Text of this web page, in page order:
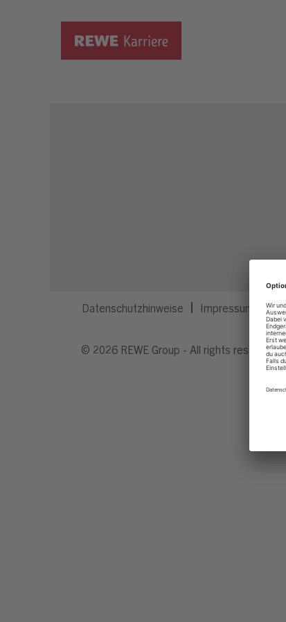
Datenschutzhinweise Impressum
© 2026 REWE Group - All rights reserved